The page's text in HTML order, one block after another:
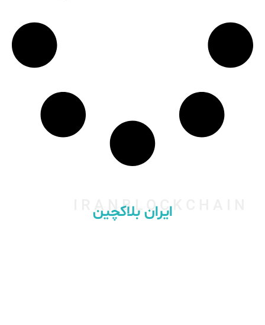
IRANBLOCKCHAIN
ایران بلاکچین